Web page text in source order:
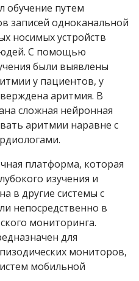
обучение путем
записей одноканальной
носимых устройств
С помощью
были выявлены
у пациентов, у
аритмия. В
сложная нейронная
аритмии наравне с
платформа, которая
изучения и
в другие системы с
непосредственно в
мониторинга.
для
мониторов,
мобильной